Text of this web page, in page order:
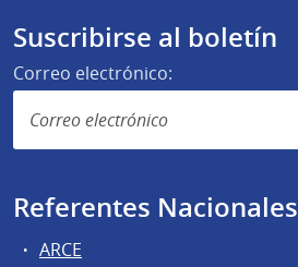
Suscribirse al boletín
Correo electrónico:
Referentes Nacionales
ARCE